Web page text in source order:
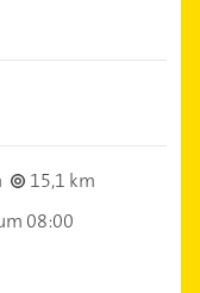
15,1 km
08:00